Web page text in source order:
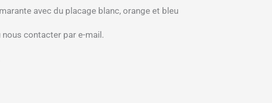
avec du placage blanc, orange et bleu
contacter par e-mail.